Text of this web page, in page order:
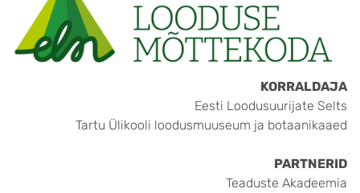
KORRALDAJA
Eesti Loodusuurijate Selts
Tartu Ülikooli loodusmuuseum ja botaanikaaed
PARTNERID
Teaduste Akadeemia